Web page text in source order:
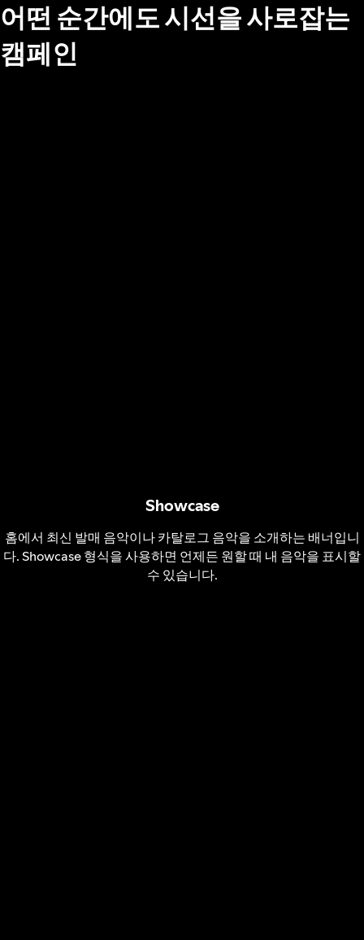
어떤 순간에도 시선을 사로잡는
캠페인
Showcase
홈에서 최신 발매 음악이나 카탈로그 음악을 소개하는 배너입니
다. Showcase 형식을 사용하면 언제든 원할 때 내 음악을 표시할
수 있습니다.